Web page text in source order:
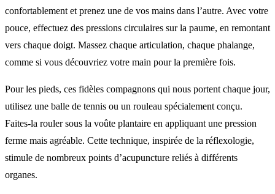
confortablement et prenez une de vos mains dans l’autre. Avec votre
pouce, effectuez des pressions circulaires sur la paume, en remontant
vers chaque doigt. Massez chaque articulation, chaque phalange,
comme si vous découvriez votre main pour la première fois.
Pour les pieds, ces fidèles compagnons qui nous portent chaque jour,
utilisez une balle de tennis ou un rouleau spécialement conçu.
Faites-la rouler sous la voûte plantaire en appliquant une pression
ferme mais agréable. Cette technique, inspirée de la réflexologie,
stimule de nombreux points d’acupuncture reliés à différents
organes.